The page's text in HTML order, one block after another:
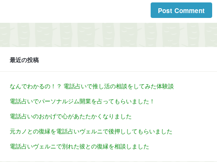
最近の投稿
なんでわかるの！？ 電話占いで推し活の相談をしてみた体験談
電話占いでパーソナルジム開業を占ってもらいました！
電話占いのおかげで心があたたかくなりました
元カノとの復縁を電話占いヴェルニで後押ししてもらいました
電話占いヴェルニで別れた彼との復縁を相談しました